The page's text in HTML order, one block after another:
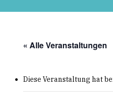
« Alle Veranstaltungen
Diese Veranstaltung hat